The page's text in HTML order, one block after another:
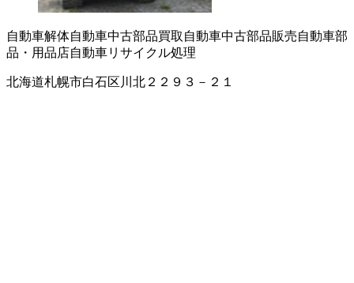
自動車解体自動車中古部品買取 自動車中古部品販売自動車部
品・用品店自動車リサイクル処理
北海道札幌市白石区川北２２９３－２１